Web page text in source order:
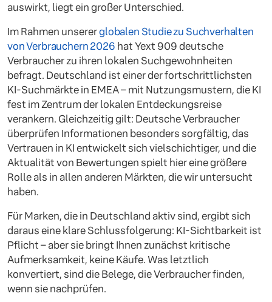
auswirkt, liegt ein großer Unterschied.
Im Rahmen unsererglobalen Studie zu Suchverhalten
von Verbrauchern 2026 hat Yext 909 deutsche
Verbraucher zu ihren lokalen Suchgewohnheiten
befragt. Deutschland ist einer der fortschrittlichsten
KI-Suchmärkte in EMEA – mit Nutzungsmustern, die KI
fest im Zentrum der lokalen Entdeckungsreise
verankern. Gleichzeitig gilt: Deutsche Verbraucher
überprüfen Informationen besonders sorgfältig, das
Vertrauen in KI entwickelt sich vielschichtiger, und die
Aktualität von Bewertungen spielt hier eine größere
Rolle als in allen anderen Märkten, die wir untersucht
haben.
Für Marken, die in Deutschland aktiv sind, ergibt sich
daraus eine klare Schlussfolgerung: KI-Sichtbarkeit ist
Pflicht – aber sie bringt Ihnen zunächst kritische
Aufmerksamkeit, keine Käufe. Was letztlich
konvertiert, sind die Belege, die Verbraucher finden,
wenn sie nachprüfen.